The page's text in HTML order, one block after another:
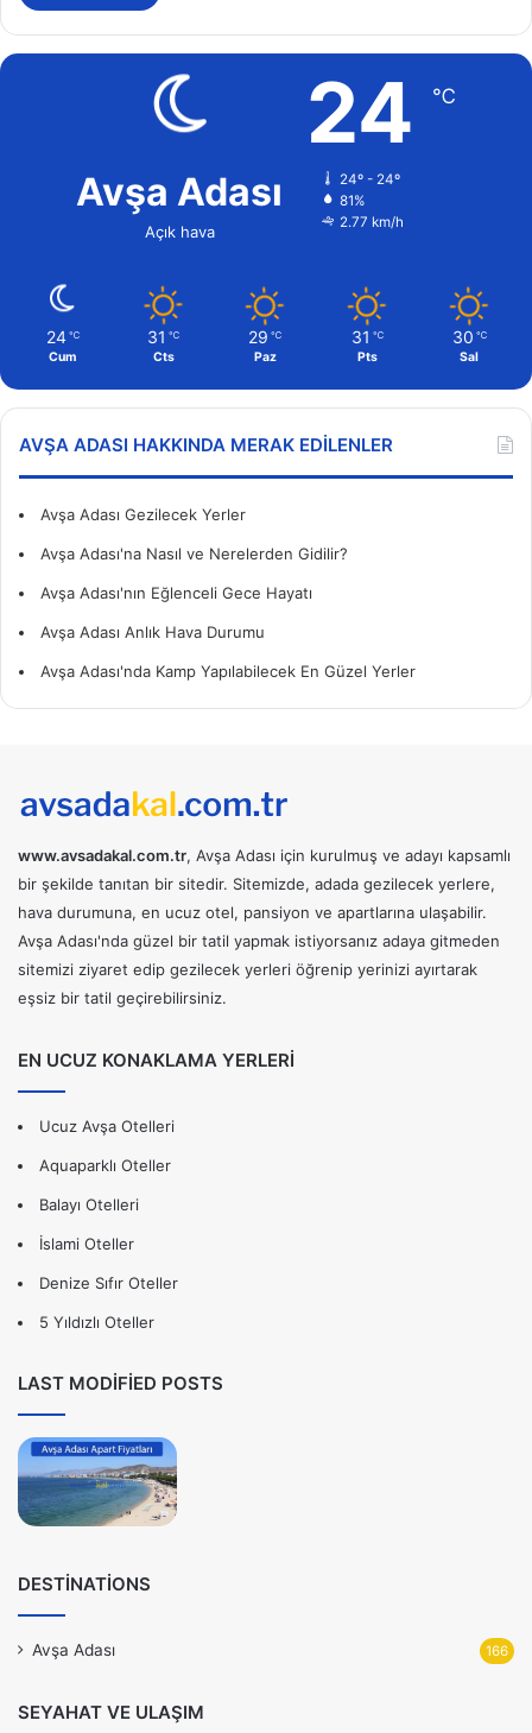
Avşa Adası
Açık hava
24 ℃
24º - 24º
81%
2.77 km/h
24 ℃
Cum
31 ℃
Cts
29 ℃
Paz
31 ℃
Pts
30 ℃
Sal
AVŞA ADASI HAKKINDA MERAK EDILENLER
Avşa Adası Gezilecek Yerler
Avşa Adası'na Nasıl ve Nerelerden Gidilir?
Avşa Adası'nın Eğlenceli Gece Hayatı
Avşa Adası Anlık Hava Durumu
Avşa Adası'nda Kamp Yapılabilecek En Güzel Yerler
www.avsadakal.com.tr, Avşa Adası için kurulmuş ve adayı kapsamlı
bir şekilde tanıtan bir sitedir. Sitemizde, adada gezilecek yerlere,
hava durumuna, en ucuz otel, pansiyon ve apartlarına ulaşabilir.
Avşa Adası'nda güzel bir tatil yapmak istiyorsanız adaya gitmeden
sitemizi ziyaret edip gezilecek yerleri öğrenip yerinizi ayırtarak
eşsiz bir tatil geçirebilirsiniz.
EN UCUZ KONAKLAMA YERLERİ
Ucuz Avşa Otelleri
Aquaparklı Oteller
Balayı Otelleri
İslami Oteller
Denize Sıfır Oteller
5 Yıldızlı Oteller
LAST MODIFIED POSTS
DESTINATIONS
Avşa Adası 166
SEYAHAT VE ULAŞIM